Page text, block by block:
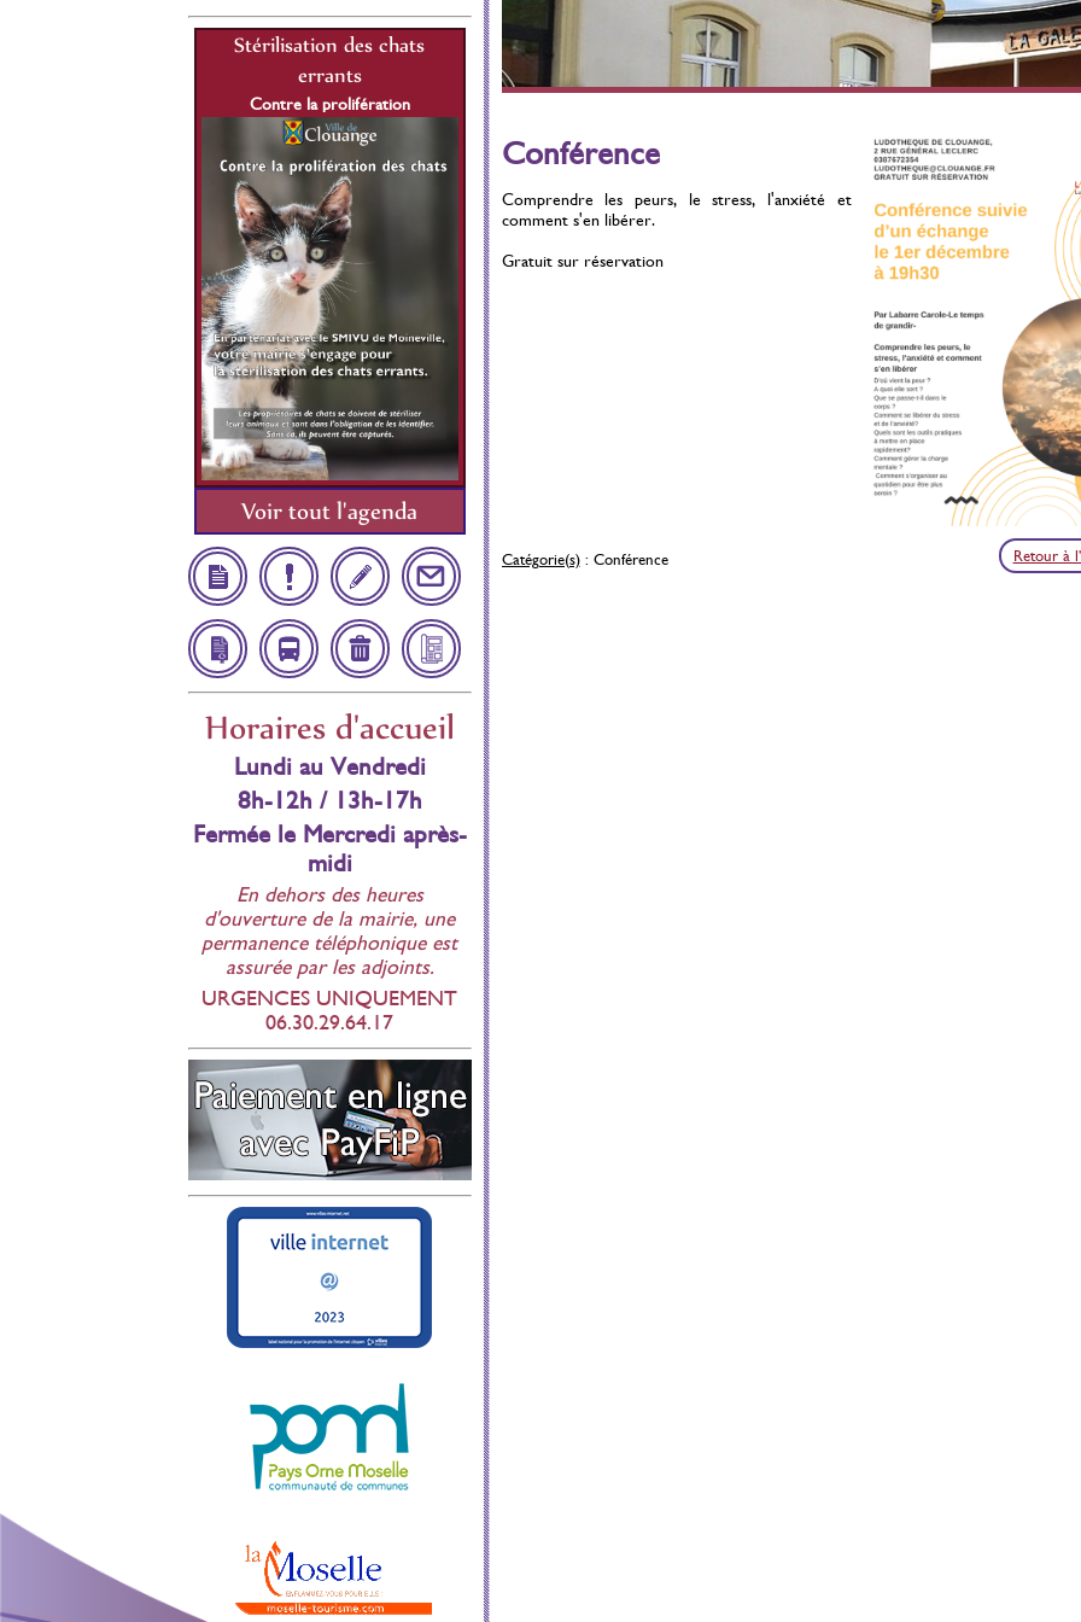
Stérilisation des chats
errants
Contre la prolifération
Du 01 Juillet 2021 au 31
Décembre 2026
Stérilisation des chats
Décembre 2026
Stérilisation des chats
errants
Décembre 2026
Voir tout l'agenda
Démarches
Administratives
Infos
Utiles
Inscription
Scolaire
Contact
Affichage
réglementaire
NavetteDéchetteries
Bulletin
Municipal
Horaires d'accueil
Lundi au Vendredi
8h-12h / 13h-17h
Fermée le Mercredi après-
midi
En dehors des heures
d'ouverture de la mairie, une
permanence téléphonique est
assurée par les adjoints.
URGENCES UNIQUEMENT
06.30.29.64.17
Conférence
Comprendre les peurs, le stress, l'anxiété et
comment s'en libérer.
Gratuit sur réservation
Catégorie(s): Conférence Retour à